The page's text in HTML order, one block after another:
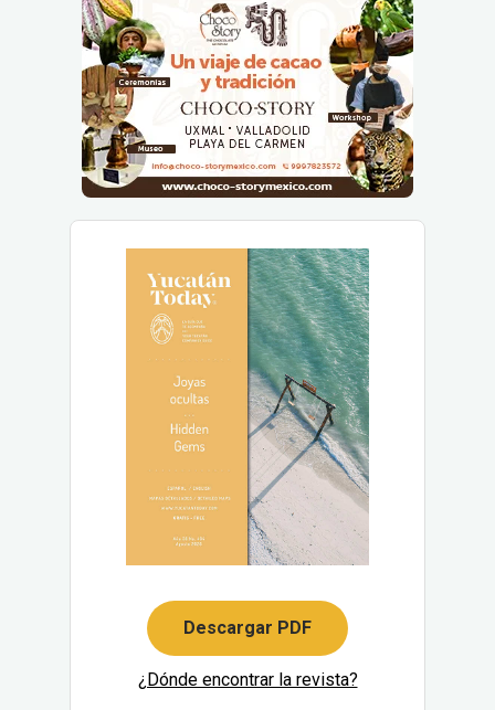
Descargar PDF
¿Dónde encontrar la revista?